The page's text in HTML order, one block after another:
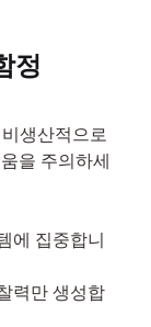
정
생산적으로
을 주의하세
에 집중합니
력만 생성합